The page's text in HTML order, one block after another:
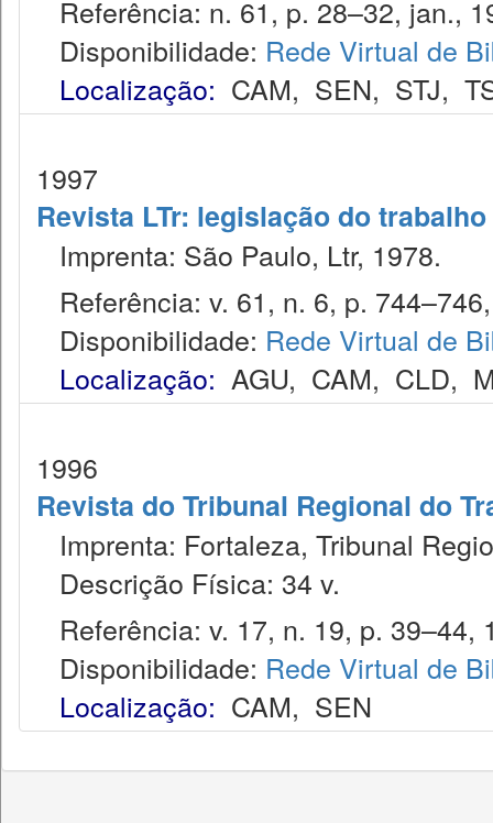
Referência: n. 61, p. 28–32, jan.,
Disponibilidade: Rede Virtual de
Localização: CAM, SEN, STJ,
1997
Revista LTr: legislação do trabalho
Imprenta: São Paulo, Ltr, 1978.
Referência: v. 61, n. 6, p.
Disponibilidade: Rede Virtual de
Localização: AGU, CAM, CLD,
1996
Revista do Tribunal Regional do
Imprenta: Fortaleza, Tribunal
Descrição Física: 34 v.
Referência: v. 17, n. 19, p. 39–44,
Disponibilidade: Rede Virtual de
Localização: CAM, SEN